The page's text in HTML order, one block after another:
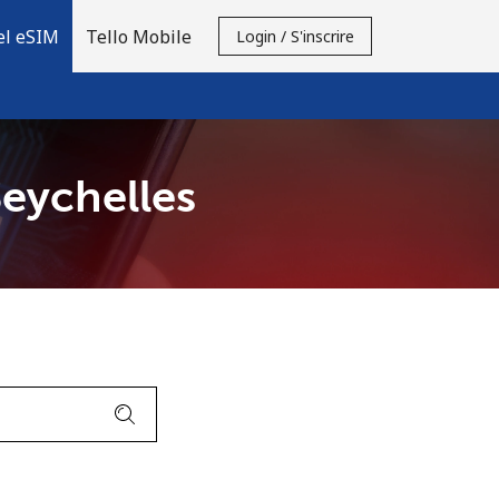
eSIM Tello Mobile Login / S'inscrire